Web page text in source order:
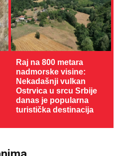
Raj na 800 metara
nadmorske visine:
Nekadašnji vulkan
Ostrvica u srcu Srbije
danas je popularna
turistička destinacija